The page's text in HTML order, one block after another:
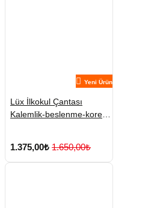
Yeni Ürün
Lüx İlkokul Çantası
Kalemlik-beslenme-kore
1.375,00₺ 1.650,00₺